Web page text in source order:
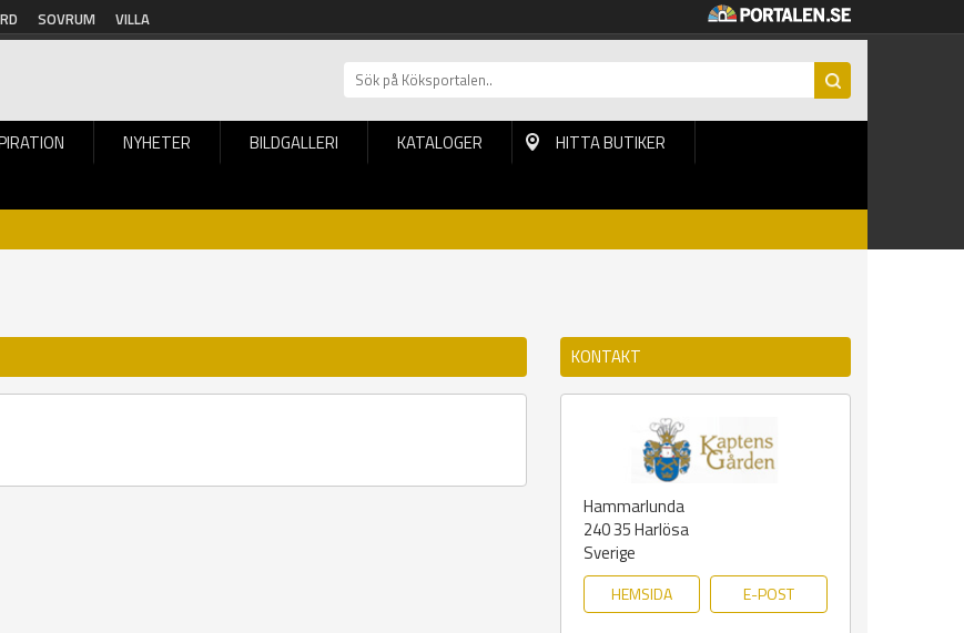
SOVRUM VILLA
NYHETER BILDGALLERI KATALOGER
HITTA BUTIKER
KONTAKT
Hammarlunda
240 35Harlösa
Sverige
HEMSIDA E-POST